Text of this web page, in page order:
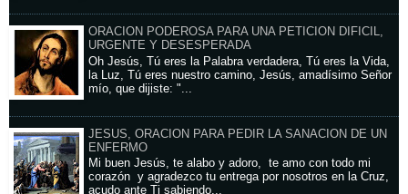
ORACION PODEROSA PARA UNA PETICION DIFICIL,
URGENTE Y DESESPERADA
Oh Jesús, Tú eres la Palabra verdadera, Tú eres la Vida,
la Luz, Tú eres nuestro camino, Jesús, amadísimo Señor
mío, que dijiste: "...
JESUS, ORACION PARA PEDIR LA SANACION DE UN
ENFERMO
Mi buen Jesús, te alabo y adoro, te amo con todo mi
corazón y agradezco tu entrega por nosotros en la Cruz,
acudo ante Ti sabiendo...